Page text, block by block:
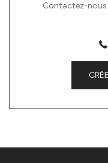
Contactez-